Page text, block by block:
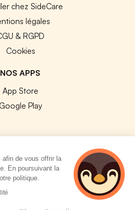
chez SideCare
légales
& RGPD
Cookies
NOS APPS
App Store
Play
Tous droits réservés.
afin de vous offrir la
En poursuivant la
politique.
4 personnes
consultent